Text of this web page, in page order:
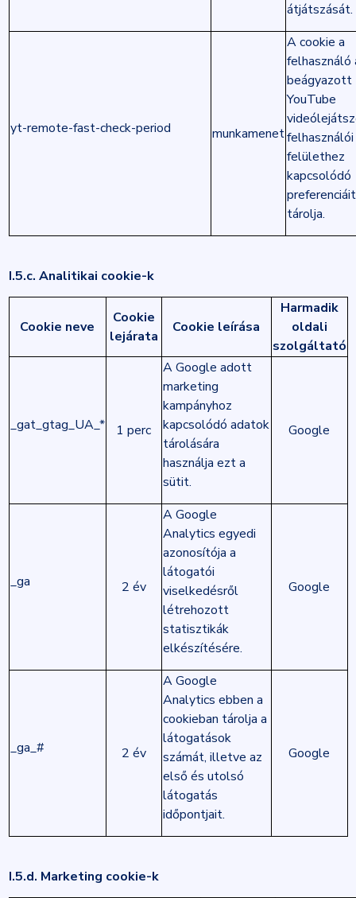
átjátszását.
yt-remote-fast-check-period munkamenet
A cookie a
felhasználó
beágyazott
YouTube
felhasználói
felülethez
kapcsolódó
preferenciáit
tárolja.
I.5.c. Analitikai cookie-k
Cookie neve
Cookie
lejárata
Cookie leírása
Harmadik
oldali
szolgáltató
_gat_gtag_UA_* 1 perc
A Google adott
marketing
kampányhoz
kapcsolódó adatok
tárolására
használja ezt a
sütit.
Google
_ga 2 év
A Google
Analytics egyedi
azonosítója a
látogatói
viselkedésről
létrehozott
statisztikák
elkészítésére.
Google
_ga_# 2 év
A Google
Analytics ebben a
cookieban tárolja a
látogatások
számát, illetve az
első és utolsó
látogatás
időpontjait.
Google
I.5.d. Marketing cookie-k